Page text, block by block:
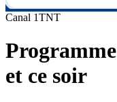
Canal 1TNT
Programme
et ce soir